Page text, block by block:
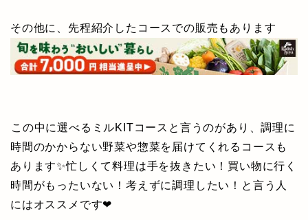
その他に、先程紹介したコースでの販売もあります
この中に選べる ミルKITコースと言うのがあり、調理に
時間のかからない野菜や惣菜を届けてくれるコースも
あります✨忙しくて料理は手を抜きたい！買い物に行く
時間がもったいない！考えずに調理したい！と言う人
にはオススメです❤